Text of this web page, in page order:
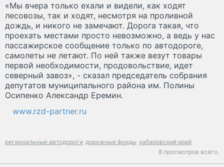
«Мы вчера только ехали и видели, как ходят
лесовозы, так и ходят, несмотря на проливной
дождь, и никого не замечают. Дорога такая, что
проехать местами просто невозможно, а ведь у нас
пассажирское сообщение только по автодороге,
самолеты не летают. По ней также везут товары
первой необходимости, продовольствие, идет
северный завоз», - сказал председатель собрания
депутатов муниципального района им. Полины
Осипенко Александр Еремин.
www.rzd-partner.ru
региональные автодороги дорожные фонды хабаровский край
8 просмотров всего.